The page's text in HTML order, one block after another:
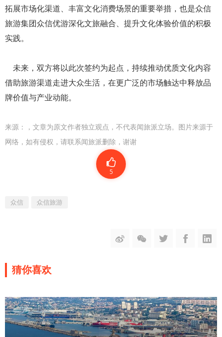
拓展市场化渠道、丰富文化消费场景的重要举措，也是众信
旅游集团众信优游深化文旅融合、提升文化体验价值的积极
实践。
未来，双方将以此次签约为起点，持续推动优质文化内容
借助旅游渠道走进大众生活，在更广泛的市场触达中释放品
牌价值与产业动能。
来源：
，文章为原文作者独立观点，不代表闻旅派立场。图片来源于
网络，如有侵权，请联系闻旅派删除，谢谢
5
众信 众信旅游
猜你喜欢